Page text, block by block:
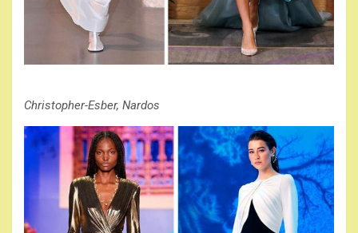
Christopher-Esber, Nardos